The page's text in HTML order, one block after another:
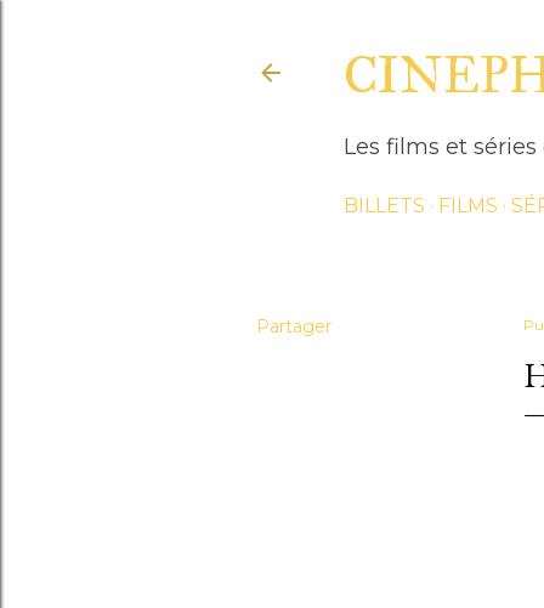
Les films et
BILLETS FILMS
Partager